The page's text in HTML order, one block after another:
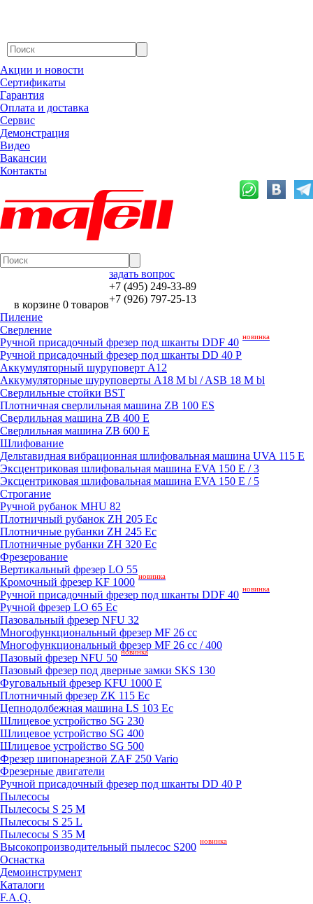
Акции и новости
Сертификаты
Гарантия
Оплата и доставка
Сервис
Демонстрация
Видео
Вакансии
Контакты
в корзине 0 товаров
задать вопрос
+7 (495) 249-33-89
+7 (926) 797-25-13
Пиление
Сверление
Ручной присадочный фрезер под шканты DDF 40 новинка
Ручной присадочный фрезер под шканты DD 40 P
Аккумуляторный шуруповерт A12
Аккумуляторные шуруповерты A18 M bl / ASB 18 M bl
Сверлильные стойки BST
Плотничная сверлильная машина ZB 100 ES
Сверлильная машина ZB 400 E
Сверлильная машина ZB 600 E
Шлифование
Дельтавидная вибрационная шлифовальная машина UVA 115 E
Эксцентриковая шлифовальная машина EVA 150 E / 3
Эксцентриковая шлифовальная машина EVA 150 E / 5
Строгание
Ручной рубанок MHU 82
Плотничный рубанок ZH 205 Ec
Плотничные рубанки ZH 245 Ec
Плотничные рубанки ZH 320 Ec
Фрезерование
Вертикальный фрезер LO 55
Кромочный фрезер KF 1000 новинка
Ручной присадочный фрезер под шканты DDF 40 новинка
Ручной фрезер LO 65 Ec
Пазовальный фрезер NFU 32
Mногофункциональный фрезер MF 26 cc
Mногофункциональный фрезер MF 26 cc / 400
Пазовый фрезер NFU 50 новинка
Пазовый фрезер под дверные замки SKS 130
Фуговальный фрезер KFU 1000 E
Плотничный фрезер ZK 115 Ec
Цепнодолбежная машина LS 103 Ec
Шлицевое устройство SG 230
Шлицевое устройство SG 400
Шлицевое устройство SG 500
Фрезер шипонарезной ZAF 250 Vario
Фрезерные двигатели
Ручной присадочный фрезер под шканты DD 40 P
Пылесосы
Пылесосы S 25 M
Пылесосы S 25 L
Пылесосы S 35 M
Высокопроизводительный пылесос S200 новинка
Оснастка
Демоинструмент
Каталоги
F.A.Q.